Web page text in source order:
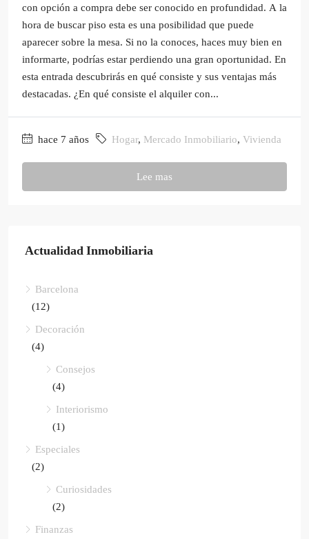
con opción a compra debe ser conocido en profundidad. A la
hora de buscar piso esta es una posibilidad que puede
aparecer sobre la mesa. Si no la conoces, haces muy bien en
informarte, podrías estar perdiendo una gran oportunidad. En
esta entrada descubrirás en qué consiste y sus ventajas más
destacadas. ¿En qué consiste el alquiler con...
hace 7 años Hogar, Mercado Inmobiliario, Vivienda
Lee mas
Actualidad Inmobiliaria
Barcelona
(12)
Decoración
(4)
Consejos
(4)
Interiorismo
(1)
Especiales
(2)
Curiosidades
(2)
Finanzas